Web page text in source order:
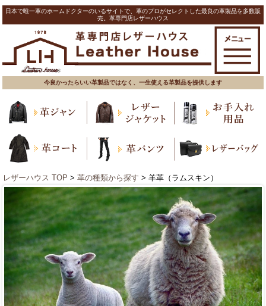
日本で唯一革のホームドクターのいるサイトで、革のプロがセレクトした最良の革製品を多数販
売。革専門店レザーハウス
今良かったらいい革製品ではなく、一生使える革製品を提供します
レザーハウス TOP > 革の種類から探す > 羊革（ラムスキン）